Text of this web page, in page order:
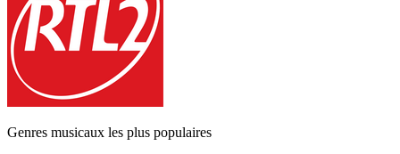
Genres musicaux les plus populaires